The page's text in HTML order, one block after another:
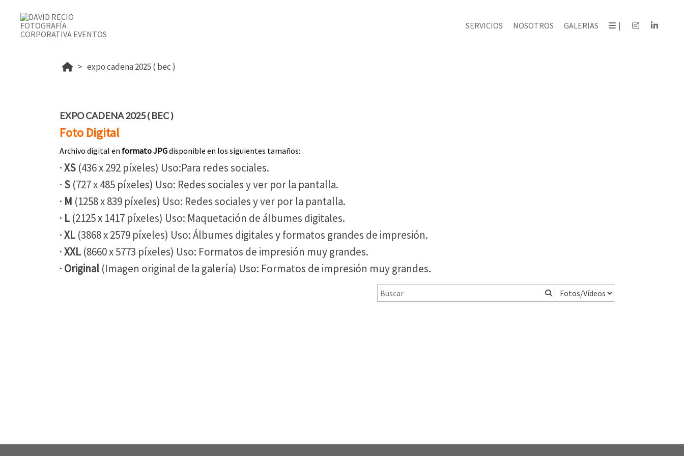
SERVICIOS NOSOTROS GALERIAS |
expo cadena 2025 ( bec )
EXPO CADENA 2025 ( BEC )
Foto Digital
Archivo digital en formato JPGdisponible en los siguientes tamaños:
·XS (436 x 292 píxeles) Uso:Para redes sociales.
· S (727 x 485 píxeles) Uso: Redes sociales y ver por la pantalla.
· M (1258 x 839 píxeles) Uso: Redes sociales y ver por la pantalla.
· L (2125 x 1417 píxeles) Uso: Maquetación de álbumes digitales.
·XL (3868 x 2579 píxeles) Uso: Álbumes digitales y formatos grandes de impresión.
·XXL (8660 x 5773 píxeles) Uso: Formatos de impresión muy grandes.
· Original (Imagen original de la galería) Uso: Formatos de impresión muy grandes.